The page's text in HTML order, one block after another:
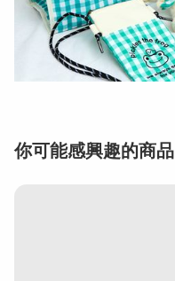
你可能感興趣的商品